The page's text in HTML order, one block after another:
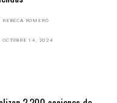
REBECA ROMERO
OCTUBRE 14, 2024